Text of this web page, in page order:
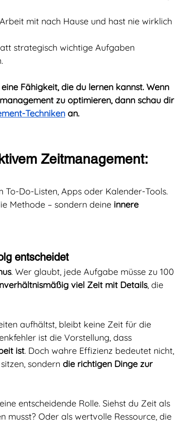
mit nach Hause und hast nie wirklich
strategisch wichtige Aufgaben
Fähigkeit, die du lernen kannst. Wenn
zu optimieren, dann schau dir
Techniken an.
Zeitmanagement:
Do-Listen, Apps oder Kalender-Tools.
Methode – sondern deine innere
entscheidet
. Wer glaubt, jede Aufgabe müsse zu 100
viel Zeit mit Details, die
aufhältst, bleibt keine Zeit für die
ist die Vorstellung, dass
ist. Doch wahre Effizienz bedeutet nicht,
sondern die richtigen Dinge zur
entscheidende Rolle. Siehst du Zeit als
musst? Oder als wertvolle Ressource, die